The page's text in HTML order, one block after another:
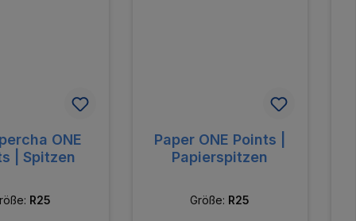
ONE
| Spitzen
R25
Paper ONE Points |
Papierspitzen
Größe: R25